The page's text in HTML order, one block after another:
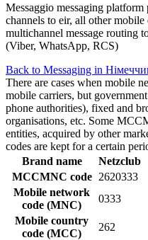
Messaggio messaging
channels to eir, all other
multichannel message routing
(Viber, WhatsApp, RCS)
Back to Messaging in
There are cases when mobile
mobile carriers, but
phone authorities), fixed and
organisations, etc. Some
entities, acquired by other
codes are kept for a certain
Brand name
Netzclub
MCCMNC code
2620333
Mobile network
code (MNC)
0333
Mobile country
code (MCC)
262